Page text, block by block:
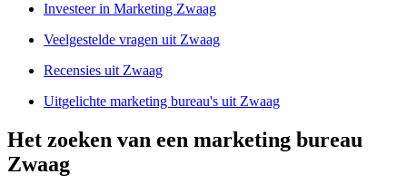
Investeer in Marketing Zwaag
Veelgestelde vragen uit Zwaag
Recensies uit Zwaag
Uitgelichte marketing bureau's uit Zwaag
Het zoeken van een marketing bureau
Zwaag